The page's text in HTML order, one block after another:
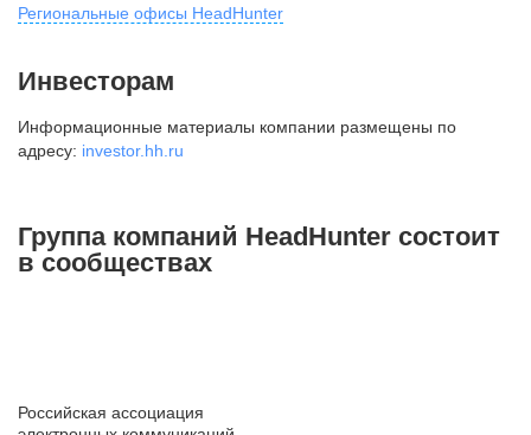
Региональные офисы HeadHunter
внутригородская территория
Муниципальный округ Тверской,
2-я Брестская ул., д. 48,
+7 495 980-64-27
ул. Жуковского, д. 19, особняк
Инвесторам
Информационные материалы компании размещены по
адресу: investor.hh.ru
Группа компаний HeadHunter состоит
в сообществах
Российская ассоциация